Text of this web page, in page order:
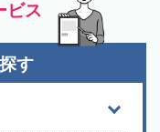
ビス
す